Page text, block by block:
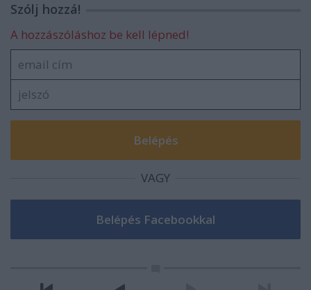
Szólj hozzá!
A hozzászóláshoz be kell lépned!
VAGY